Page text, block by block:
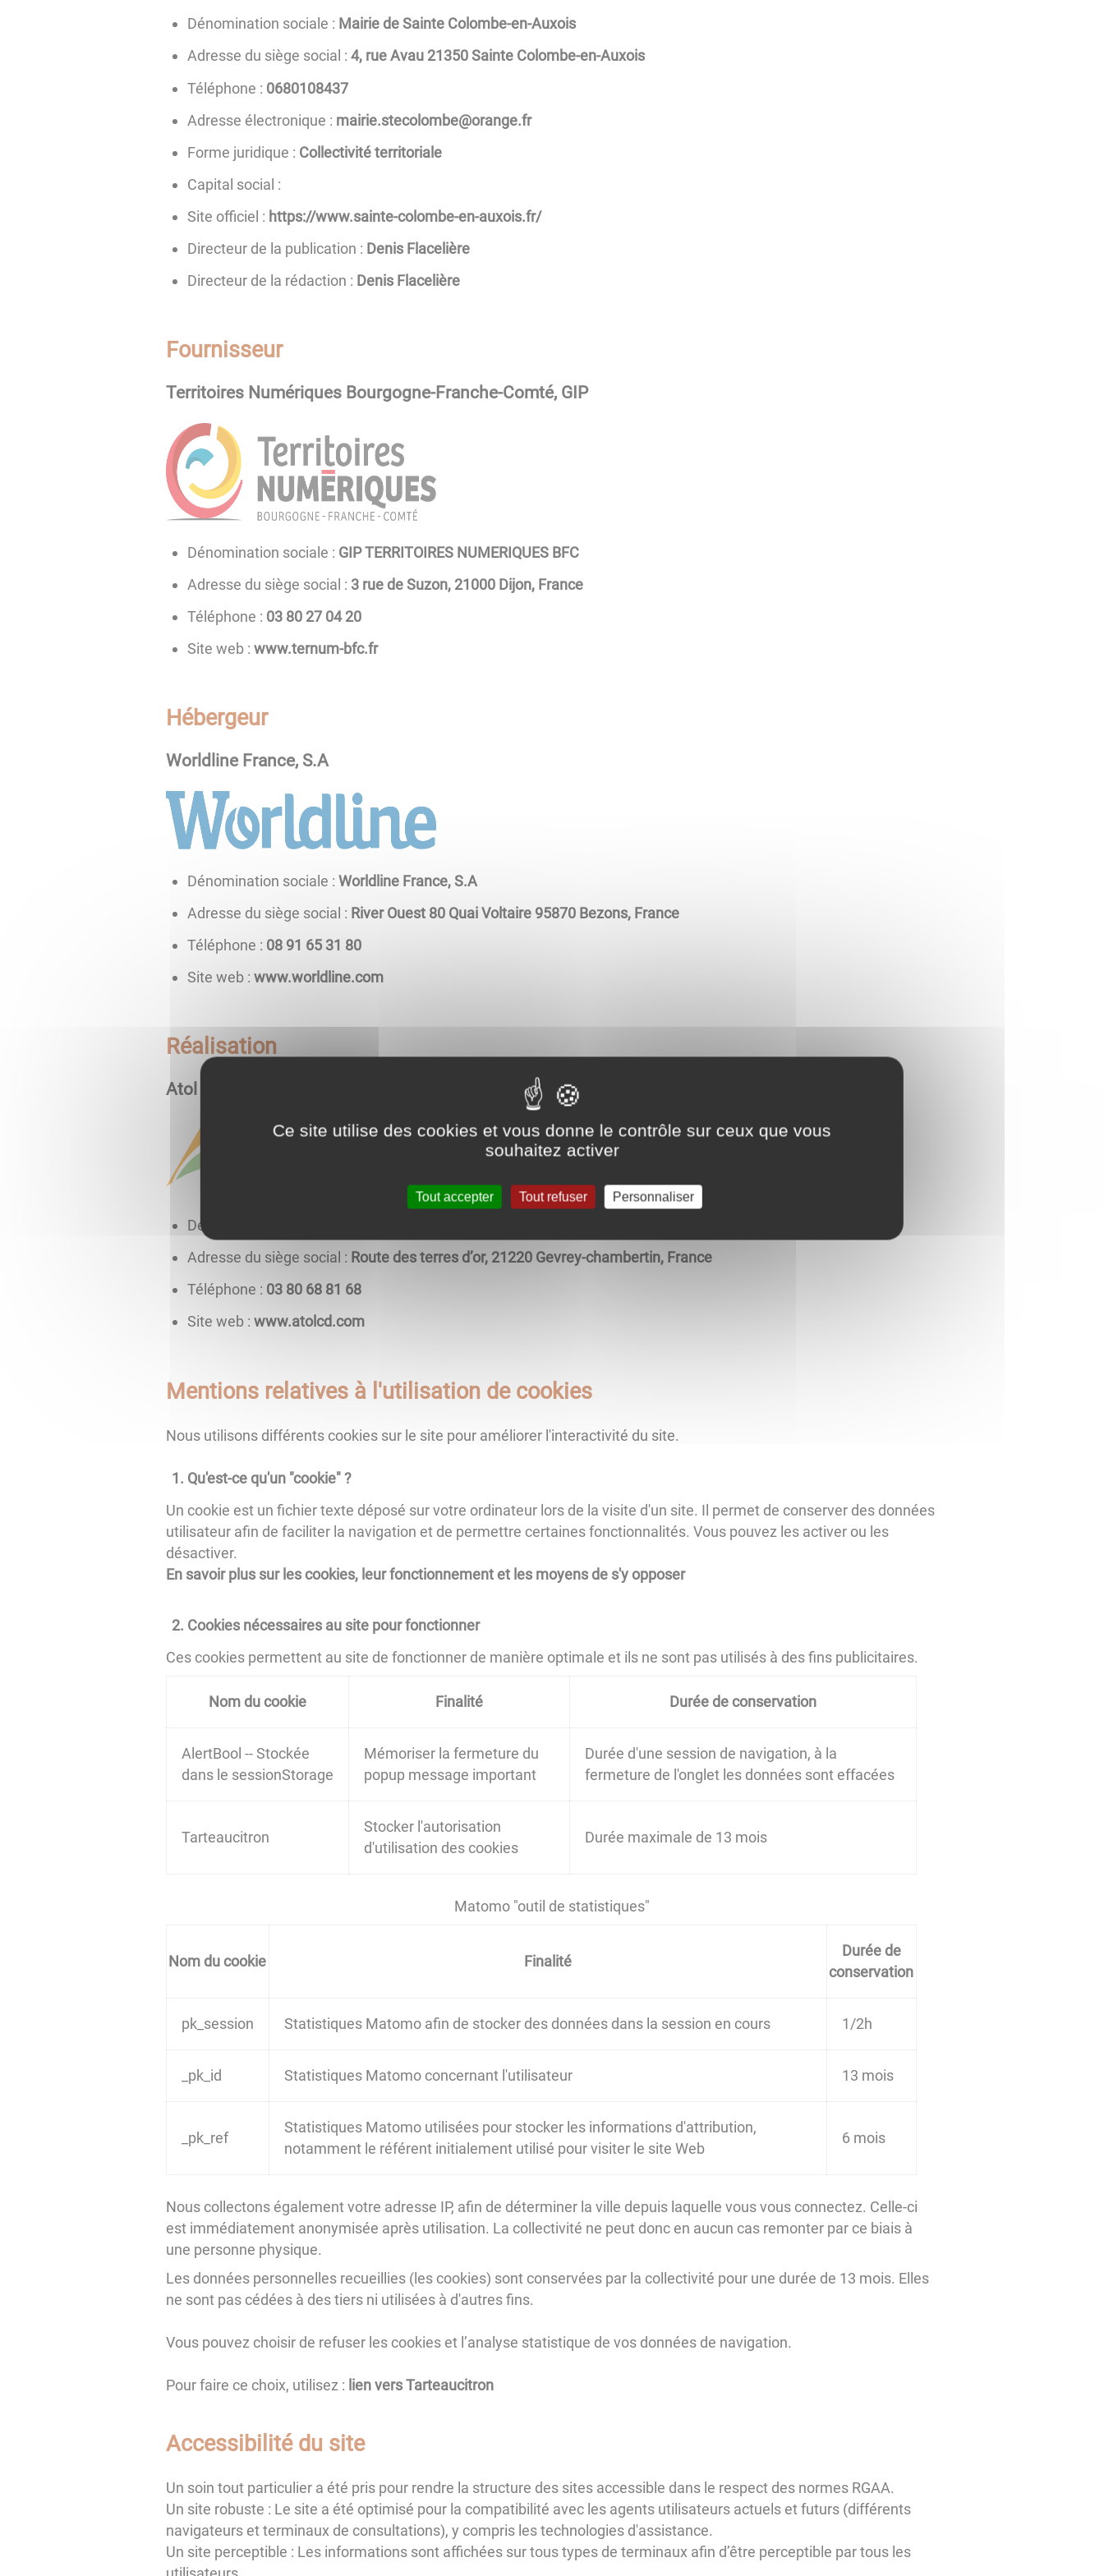
Dénomination sociale : Mairie de Sainte Colombe-en-Auxois
Adresse du siège social : 4, rue Avau 21350 Sainte Colombe-en-Auxois
Téléphone : 7348010860
Adresse électronique : rf.egnaro@ebmolocets.eiriam
Forme juridique : Collectivité territoriale
Capital social :
Site officiel : https://www.sainte-colombe-en-auxois.fr/
Directeur de la publication : Denis Flacelière
Directeur de la rédaction : Denis Flacelière
Fournisseur
Territoires Numériques Bourgogne-Franche-Comté, GIP
Dénomination sociale : GIP TERRITOIRES NUMERIQUES BFC
Adresse du siège social : 3 rue de Suzon, 21000 Dijon, France
Téléphone : 02 40 72 08 30
Site web : www.ternum-bfc.fr
Hébergeur
Worldline France, S.A
Dénomination sociale : Worldline France, S.A
Adresse du siège social : River Ouest 80 Quai Voltaire 95870 Bezons, France
Téléphone : 08 13 56 19 80
Site web : www.worldline.com
Réalisation
Atol Conseils et Développements
Dénomination sociale :
Adresse du siège social : Route des terres d’or, 21220 Gevrey-chambertin, France
Téléphone : 86 18 86 08 30
Site web : www.atolcd.com
Mentions relatives à l'utilisation de cookies
Nous utilisons différents cookies sur le site pour améliorer l'interactivité du site.
Qu'est-ce qu'un "cookie" ?
Un cookie est un fichier texte déposé sur votre ordinateur lors de la visite d'un site. Il permet de conserver des données
utilisateur afin de faciliter la navigation et de permettre certaines fonctionnalités. Vous pouvez les activer ou les
désactiver.
En savoir plus sur les cookies, leur fonctionnement et les moyens de s'y opposer
Cookies nécessaires au site pour fonctionner
Ces cookies permettent au site de fonctionner de manière optimale et ils ne sont pas utilisés à des fins publicitaires.
Nom du cookie Finalité Durée de conservation
AlertBool -- Stockée
dans le sessionStorage
Mémoriser la fermeture du
popup message important
Durée d'une session de navigation, à la
fermeture de l'onglet les données sont effacées
Tarteaucitron
Stocker l'autorisation
d'utilisation des cookies
Durée maximale de 13 mois
Matomo "outil de statistiques"
Nom du cookie Finalité
Durée de
conservation
pk_session Statistiques Matomo afin de stocker des données dans la session en cours 1/2h
_pk_id Statistiques Matomo concernant l'utilisateur 13 mois
_pk_ref
Statistiques Matomo utilisées pour stocker les informations d'attribution,
notamment le référent initialement utilisé pour visiter le site Web
6 mois
Nous collectons également votre adresse IP, afin de déterminer la ville depuis laquelle vous vous connectez. Celle-ci
est immédiatement anonymisée après utilisation. La collectivité ne peut donc en aucun cas remonter par ce biais à
une personne physique.
Les données personnelles recueillies (les cookies) sont conservées par la collectivité pour une durée de 13 mois. Elles
ne sont pas cédées à des tiers ni utilisées à d'autres fins.
Vous pouvez choisir de refuser les cookies et l’analyse statistique de vos données de navigation.
Pour faire ce choix, utilisez : lien vers Tarteaucitron
Accessibilité du site
Un soin tout particulier a été pris pour rendre la structure des sites accessible dans le respect des normes RGAA.
Un site robuste : Le site a été optimisé pour la compatibilité avec les agents utilisateurs actuels et futurs (différents
navigateurs et terminaux de consultations), y compris les technologies d'assistance.
Un site perceptible : Les informations sont affichées sur tous types de terminaux afin d’être perceptible par tous les
Ce site utilise des cookies et vous donne le contrôle sur ceux que vous
souhaitez activer
Tout accepter Tout refuser Personnaliser